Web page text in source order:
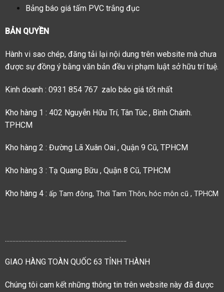
Bảng báo giá tấm PVC trắng đục
BẢN QUYỀN
Hành vi sao chép, đăng tải lại nội dung trên website mà chưa
được sự đồng ý bằng văn bản đều vi phạm luật sở hữu trí tuệ.
Kinh doanh : 0931 854 767 zalo báo giá tốt nhất
Kho hàng 1 : 402 Nguyễn Hữu Trí, Tân Túc , Bình Chánh.
TPHCM
Kho hàng 2 : Đường Lã Xuân Oai , Quận 9 Cũ, TPHCM
Kho hàng 3 : Tạ Quang Bữu , Quận 8 Cũ, TPHCM
Kho hàng 4 : ấp Tam đông, Thới Tam Thôn, hóc môn cũ , TPHCM
.................................................................................
GIAO HÀNG TOÀN QUỐC 63 TỈNH THÀNH
Chúng tôi cam kết những thông tin trên website này đã được